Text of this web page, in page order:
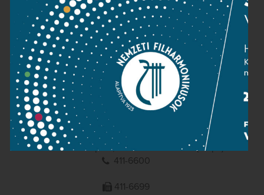
Impresszum
NEMZETI
FILHARMONIKUSOK
1095 Budapest, Komor Marcell u. 1. (Müpa)
411-6600
411-6699